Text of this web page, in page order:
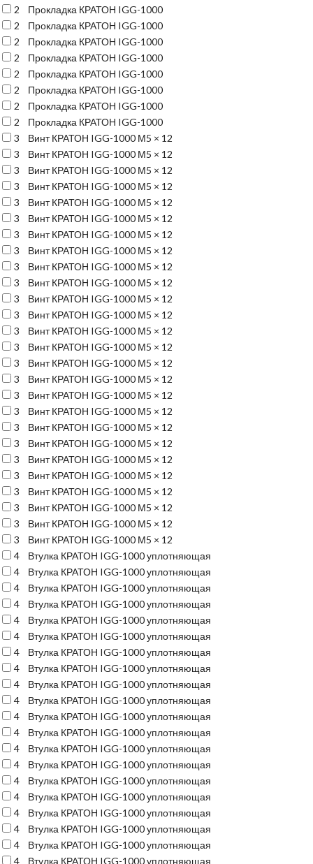
2
Прокладка КРАТОН IGG-1000
2
Прокладка КРАТОН IGG-1000
2
Прокладка КРАТОН IGG-1000
2
Прокладка КРАТОН IGG-1000
2
Прокладка КРАТОН IGG-1000
2
Прокладка КРАТОН IGG-1000
2
Прокладка КРАТОН IGG-1000
2
Прокладка КРАТОН IGG-1000
3
Винт КРАТОН IGG-1000 М5 × 12
3
Винт КРАТОН IGG-1000 М5 × 12
3
Винт КРАТОН IGG-1000 М5 × 12
3
Винт КРАТОН IGG-1000 М5 × 12
3
Винт КРАТОН IGG-1000 М5 × 12
3
Винт КРАТОН IGG-1000 М5 × 12
3
Винт КРАТОН IGG-1000 М5 × 12
3
Винт КРАТОН IGG-1000 М5 × 12
3
Винт КРАТОН IGG-1000 М5 × 12
3
Винт КРАТОН IGG-1000 М5 × 12
3
Винт КРАТОН IGG-1000 М5 × 12
3
Винт КРАТОН IGG-1000 М5 × 12
3
Винт КРАТОН IGG-1000 М5 × 12
3
Винт КРАТОН IGG-1000 М5 × 12
3
Винт КРАТОН IGG-1000 М5 × 12
3
Винт КРАТОН IGG-1000 М5 × 12
3
Винт КРАТОН IGG-1000 М5 × 12
3
Винт КРАТОН IGG-1000 М5 × 12
3
Винт КРАТОН IGG-1000 М5 × 12
3
Винт КРАТОН IGG-1000 М5 × 12
3
Винт КРАТОН IGG-1000 М5 × 12
3
Винт КРАТОН IGG-1000 М5 × 12
3
Винт КРАТОН IGG-1000 М5 × 12
3
Винт КРАТОН IGG-1000 М5 × 12
3
Винт КРАТОН IGG-1000 М5 × 12
3
Винт КРАТОН IGG-1000 М5 × 12
4
Втулка КРАТОН IGG-1000 уплотняющая
4
Втулка КРАТОН IGG-1000 уплотняющая
4
Втулка КРАТОН IGG-1000 уплотняющая
4
Втулка КРАТОН IGG-1000 уплотняющая
4
Втулка КРАТОН IGG-1000 уплотняющая
4
Втулка КРАТОН IGG-1000 уплотняющая
4
Втулка КРАТОН IGG-1000 уплотняющая
4
Втулка КРАТОН IGG-1000 уплотняющая
4
Втулка КРАТОН IGG-1000 уплотняющая
4
Втулка КРАТОН IGG-1000 уплотняющая
4
Втулка КРАТОН IGG-1000 уплотняющая
4
Втулка КРАТОН IGG-1000 уплотняющая
4
Втулка КРАТОН IGG-1000 уплотняющая
4
Втулка КРАТОН IGG-1000 уплотняющая
4
Втулка КРАТОН IGG-1000 уплотняющая
4
Втулка КРАТОН IGG-1000 уплотняющая
4
Втулка КРАТОН IGG-1000 уплотняющая
4
Втулка КРАТОН IGG-1000 уплотняющая
4
Втулка КРАТОН IGG-1000 уплотняющая
4
Втулка КРАТОН IGG-1000 уплотняющая